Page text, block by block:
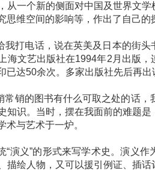
从一个新的侧面对中国及世界文
维空间的影响等，作出了自己的
打电话，说在英美及日本的街头
海文艺出版社在1994年2月出版
已达50余次。多家出版社先后再出
销的图书有什么可取之处的话，
知识。当时，摆在我面前的难题
术与艺术于一炉。
义”的形式来写学术史。演义作
描绘人物，又可以援引例证、插